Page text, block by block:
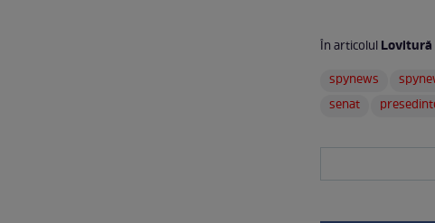
În articolul
spynews
senat